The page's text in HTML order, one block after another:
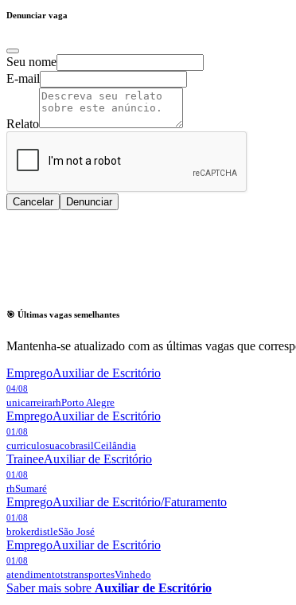
Denunciar vaga
Seu nome
E-mail
Relato
Cancelar Denunciar
🎯 Últimas vagas semelhantes
Mantenha-se atualizado com as últimas vagas que
EmpregoAuxiliar de Escritório
04/08
unicarreirarhPorto Alegre
EmpregoAuxiliar de Escritório
01/08
curriculosuacobrasilCeilândia
TraineeAuxiliar de Escritório
01/08
rhSumaré
EmpregoAuxiliar de Escritório/Faturamento
01/08
brokerdistleSão José
EmpregoAuxiliar de Escritório
01/08
atendimentotstransportesVinhedo
Saber mais sobre Auxiliar de Escritório